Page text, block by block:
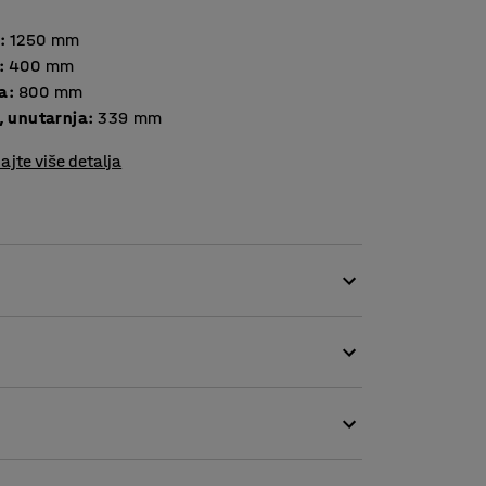
: 1250 mm
: 400 mm
: 800 mm
unutarnja: 339 mm
više detalja
i može se zaključati, a možete ga
ili odvajanje dva radna mjesta. Izvlačni